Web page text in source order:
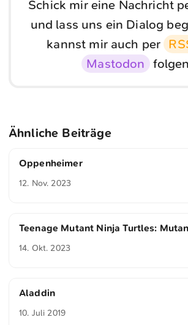
Schick mir eine Nachricht
und lass uns ein Dialog
kannst mir auch per
Mastodon
Ähnliche Beiträge
Oppenheimer
12. Nov. 2023
Teenage Mutant Ninja Turtles:
14. Okt. 2023
Aladdin
10. Juli 2019